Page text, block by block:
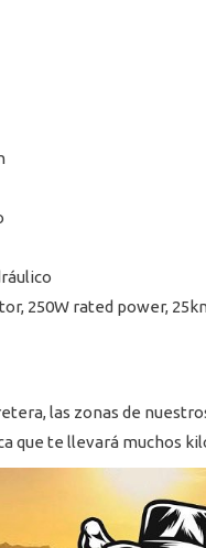
250W rated power,
las zonas de
que te llevará muchos